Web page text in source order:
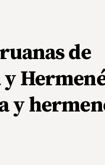
de
y